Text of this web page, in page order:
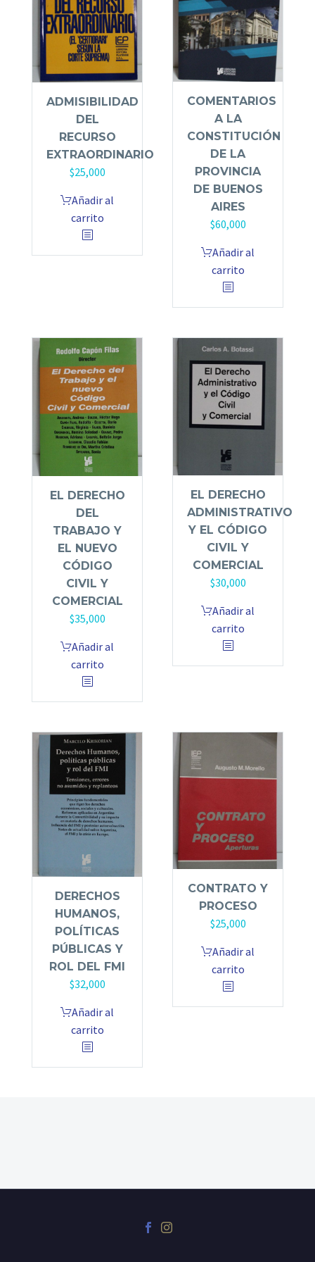
ADMISIBILIDAD
DEL
RECURSO
EXTRAORDINARIO
$25,000
Añadir al
carrito
COMENTARIOS
A LA
CONSTITUCIÓN
DE LA
PROVINCIA
DE BUENOS
AIRES
$60,000
Añadir al
carrito
EL DERECHO
DEL
TRABAJO Y
EL NUEVO
CÓDIGO
CIVIL Y
COMERCIAL
$35,000
Añadir al
carrito
EL DERECHO
ADMINISTRATIVO
Y EL CÓDIGO
CIVIL Y
COMERCIAL
$30,000
Añadir al
carrito
DERECHOS
HUMANOS,
POLÍTICAS
PÚBLICAS Y
ROL DEL FMI
$32,000
Añadir al
carrito
CONTRATO Y
PROCESO
$25,000
Añadir al
carrito